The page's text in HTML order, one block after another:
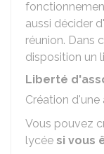
aussi décider
réunion. Dans
disposition un
Liberté
Création d'une
Vous pouvez
lycée si vous